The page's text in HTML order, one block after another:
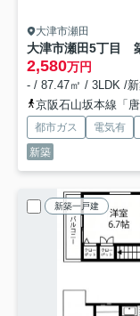
大津市瀬田
大津市瀬田5丁目
2,580万円
- / 87.47㎡ / 3LDK /
京阪石山坂本線「唐橋前
都市ガス 電気有
新築
新築一戸建